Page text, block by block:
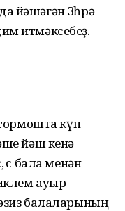
йәшәгән Зөһрә
итмәксебеҙ.
күп
йәш кенә
бала менән
ауыр
балаларының